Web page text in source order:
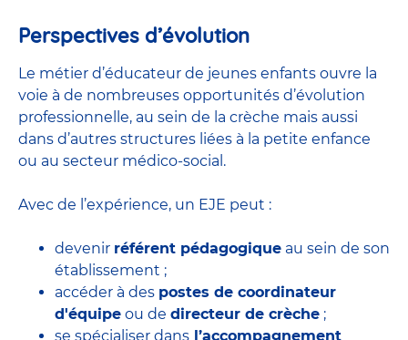
Perspectives d’évolution
Le métier d’éducateur de jeunes enfants ouvre la
voie à de nombreuses opportunités d’évolution
professionnelle, au sein de la crèche mais aussi
dans d’autres structures liées à la petite enfance
ou au secteur médico-social.
Avec de l’expérience, un EJE peut :
devenir référent pédagogique au sein de son
établissement ;
accéder à des postes de coordinateur
d'équipe ou de directeur de crèche ;
se spécialiser dans l’accompagnement